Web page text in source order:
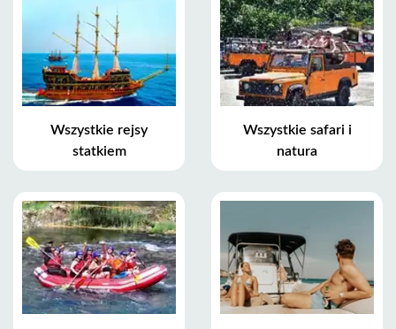
Wszystkie rejsy
statkiem
Wszystkie safari i
natura